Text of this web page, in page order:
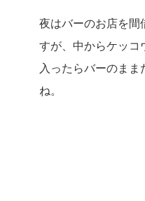
夜はバーのお店を間
すが、中からケッコ
入ったらバーのまま
ね。